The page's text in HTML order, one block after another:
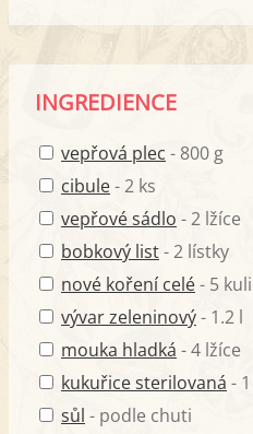
INGREDIENCE
vepřová plec - 800 g
cibule- 2 ks
vepřové sádlo - 2 lžíce
bobkový list- 2 lístky
nové koření celé- 5
vývar zeleninový- 1.2 l
mouka hladká - 4 lžíce
kukuřice sterilovaná -
sůl - podle chuti